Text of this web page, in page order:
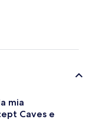
mia
Caves e